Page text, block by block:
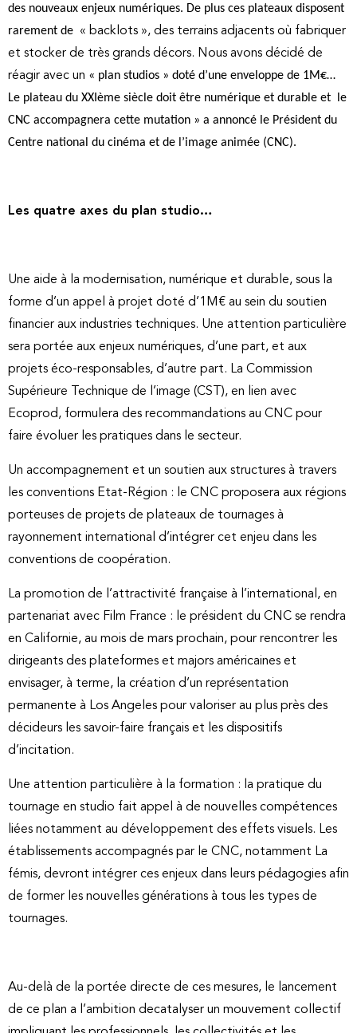
des nouveaux enjeux numériques. De plus ces plateaux disposent
rarement de « backlots », des terrains adjacents où fabriquer
et stocker de très grands décors. Nous avons décidé de
réagir avec un « plan studios » doté d’une enveloppe de 1M€…
Le plateau du XXIème siècle doit être numérique et durable et le
CNC accompagnera cette mutation » a annoncé le Président du
Centre national du cinéma et de l’image animée (CNC).
Les quatre axes du plan studio…
Une aide à la modernisation, numérique et durable, sous la
forme d’un appel à projet doté d’1M€ au sein du soutien
financier aux industries techniques. Une attention particulière
sera portée aux enjeux numériques, d’une part, et aux
projets éco-responsables, d’autre part. La Commission
Supérieure Technique de l’image (CST), en lien avec
Ecoprod, formulera des recommandations au CNC pour
faire évoluer les pratiques dans le secteur.
Un accompagnement et un soutien aux structures à travers
les conventions Etat-Région : le CNC proposera aux régions
porteuses de projets de plateaux de tournages à
rayonnement international d’intégrer cet enjeu dans les
conventions de coopération.
La promotion de l’attractivité française à l’international, en
partenariat avec Film France : le président du CNC se rendra
en Californie, au mois de mars prochain, pour rencontrer les
dirigeants des plateformes et majors américaines et
envisager, à terme, la création d’un représentation
permanente à Los Angeles pour valoriser au plus près des
décideurs les savoir-faire français et les dispositifs
d’incitation.
Une attention particulière à la formation : la pratique du
tournage en studio fait appel à de nouvelles compétences
liées notamment au développement des effets visuels. Les
établissements accompagnés par le CNC, notamment La
fémis, devront intégrer ces enjeux dans leurs pédagogies afin
de former les nouvelles générations à tous les types de
tournages.
Au-delà de la portée directe de ces mesures, le lancement
de ce plan a l’ambition decatalyser un mouvement collectif